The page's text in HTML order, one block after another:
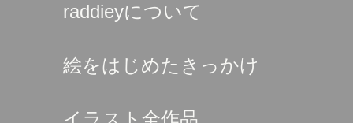
raddieyについて
絵をはじめたきっかけ